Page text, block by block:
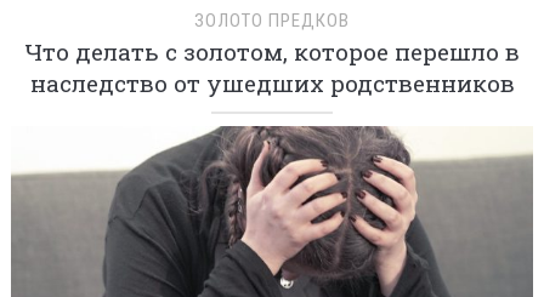
ЗОЛОТО ПРЕДКОВ
Что делать с золотом, которое перешло в
наследство от ушедших родственников